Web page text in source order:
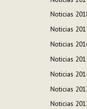
Noticias
Noticias
Noticias
Noticias
Noticias
Noticias
Noticias